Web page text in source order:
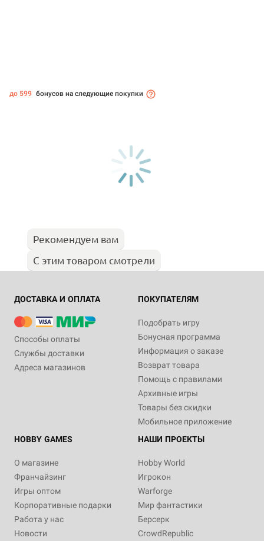
до 599 бонусов на следующие покупки
Рекомендуем вам
С этим товаром смотрели
ДОСТАВКА И ОПЛАТА
Способы оплаты
Службы доставки
Адреса магазинов
ПОКУПАТЕЛЯМ
Подобрать игру
Бонусная программа
Информация о заказе
Возврат товара
Помощь с правилами
Архивные игры
Товары без скидки
Мобильное приложение
HOBBY GAMES
О магазине
Франчайзинг
Игры оптом
Корпоративные подарки
Работа у нас
Новости
НАШИ ПРОЕКТЫ
Hobby World
Игрокон
Warforge
Мир фантастики
Берсерк
CrowdRepublic